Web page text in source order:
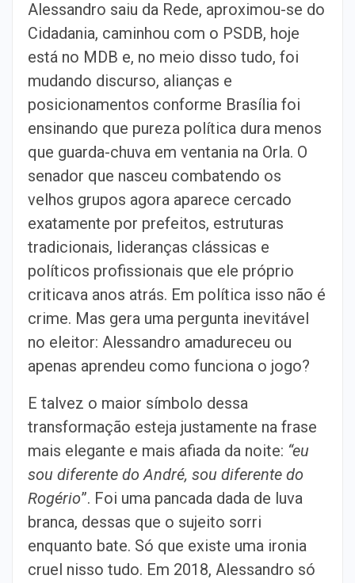
Alessandro saiu da Rede, aproximou-se do
Cidadania, caminhou com o PSDB, hoje
está no MDB e, no meio disso tudo, foi
mudando discurso, alianças e
posicionamentos conforme Brasília foi
ensinando que pureza política dura menos
que guarda-chuva em ventania na Orla. O
senador que nasceu combatendo os
velhos grupos agora aparece cercado
exatamente por prefeitos, estruturas
tradicionais, lideranças clássicas e
políticos profissionais que ele próprio
criticava anos atrás. Em política isso não é
crime. Mas gera uma pergunta inevitável
no eleitor: Alessandro amadureceu ou
apenas aprendeu como funciona o jogo?
E talvez o maior símbolo dessa
transformação esteja justamente na frase
mais elegante e mais afiada da noite: “eu
sou diferente do André, sou diferente do
Rogério”. Foi uma pancada dada de luva
branca, dessas que o sujeito sorri
enquanto bate. Só que existe uma ironia
cruel nisso tudo. Em 2018, Alessandro só